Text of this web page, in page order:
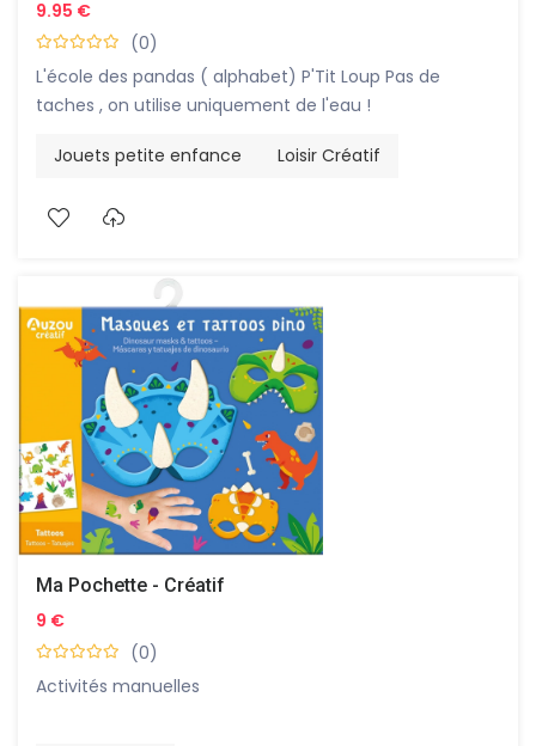
9.95 €
(0)
L'école des pandas ( alphabet) P'Tit Loup Pas de
taches , on utilise uniquement de l'eau !
Jouets petite enfance Loisir Créatif
Ma Pochette - Créatif
9 €
(0)
Activités manuelles